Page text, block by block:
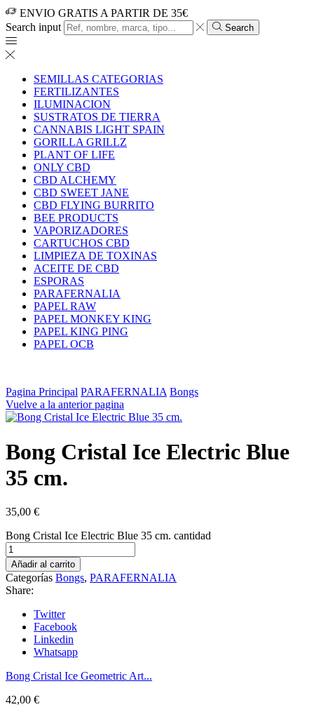
ENVIO GRATIS A PARTIR DE 35€
Search input
Search
SEMILLAS CATEGORIAS
FERTILIZANTES
ILUMINACION
SUSTRATOS DE TIERRA
CANNABIS LIGHT SPAIN
GORILLA GRILLZ
PLANT OF LIFE
ONLY CBD
CBD ALCHEMY
CBD SWEET JANE
CBD FLYING BURRITO
BEE PRODUCTS
VAPORIZADORES
CARTUCHOS CBD
LIMPIEZA DE TOXINAS
ACEITE DE CBD
ESPORAS
PARAFERNALIA
PAPEL RAW
PAPEL MONKEY KING
PAPEL KING PING
PAPEL OCB
Pagina Principal PARAFERNALIA Bongs
Vuelve a la anterior pagina
Bong Cristal Ice Electric Blue
35 cm.
35,00 €
Bong Cristal Ice Electric Blue 35 cm. cantidad
Añadir al carrito
Categorías Bongs, PARAFERNALIA
Share:
Twitter
Facebook
Linkedin
Whatsapp
Bong Cristal Ice Geometric Art...
42,00 €